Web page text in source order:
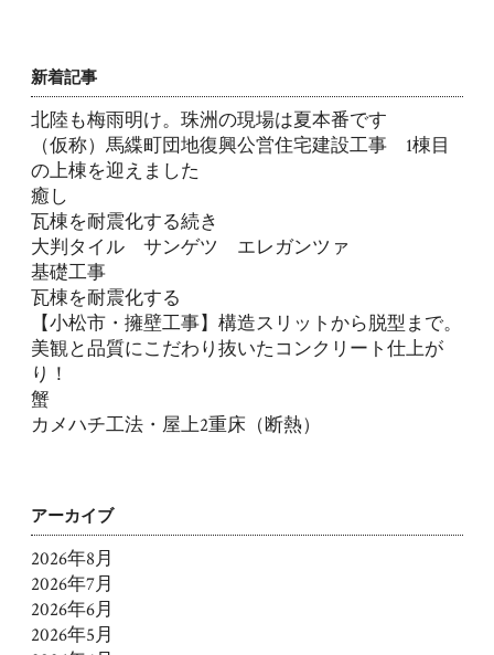
新着記事
北陸も梅雨明け。珠洲の現場は夏本番です
（仮称）馬緤町団地復興公営住宅建設工事 1棟目
の上棟を迎えました
癒し
瓦棟を耐震化する続き
大判タイル サンゲツ エレガンツァ
基礎工事
瓦棟を耐震化する
【小松市・擁壁工事】構造スリットから脱型まで。
美観と品質にこだわり抜いたコンクリート仕上が
り！
蟹
カメハチ工法・屋上2重床（断熱）
アーカイブ
2026年8月
2026年7月
2026年6月
2026年5月